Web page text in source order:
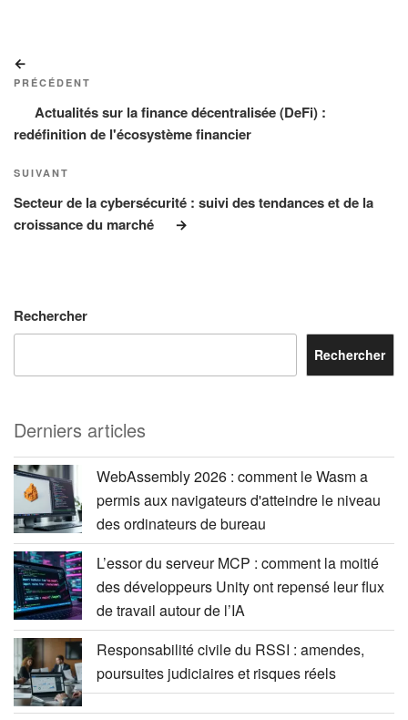
de
l’article
précédent
PRÉCÉDENT
Actualités sur la finance décentralisée (DeFi) :
redéfinition de l'écosystème financier
Article
suivant
SUIVANT
Secteur de la cybersécurité : suivi des tendances et de la
croissance du marché
Rechercher
Rechercher
Derniers articles
WebAssembly 2026 : comment le Wasm a
permis aux navigateurs d'atteindre le niveau
des ordinateurs de bureau
L’essor du serveur MCP : comment la moitié
des développeurs Unity ont repensé leur flux
de travail autour de l’IA
Responsabilité civile du RSSI : amendes,
poursuites judiciaires et risques réels